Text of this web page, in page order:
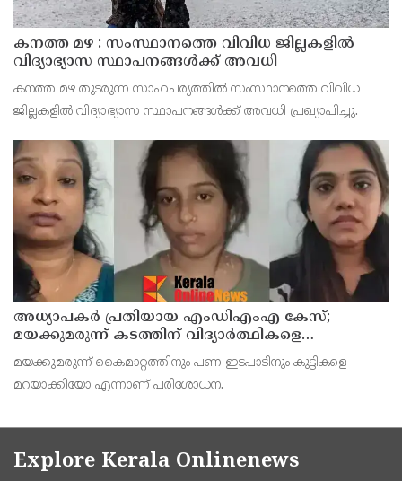
കനത്ത മഴ : സംസ്ഥാനത്തെ വിവിധ ജില്ലകളിൽ
വിദ്യാഭ്യാസ സ്ഥാപനങ്ങൾക്ക് അവധി
കനത്ത മഴ തുടരുന്ന സാഹചര്യത്തിൽ സംസ്ഥാനത്തെ വിവിധ
ജില്ലകളിൽ വിദ്യാഭ്യാസ സ്ഥാപനങ്ങൾക്ക് അവധി പ്രഖ്യാപിച്ചു.
അധ്യാപകര്‍ പ്രതിയായ എംഡിഎംഎ കേസ്;
മയക്കുമരുന്ന് കടത്തിന് വിദ്യാര്‍ത്ഥികളെ
ഉപയോഗിച്ചോ എന്ന് സംശയം
മയക്കുമരുന്ന് കൈമാറ്റത്തിനും പണ ഇടപാടിനും കുട്ടികളെ
മറയാക്കിയോ എന്നാണ് പരിശോധന.
Explore Kerala Onlinenews